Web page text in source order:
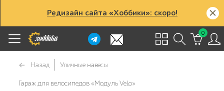
Редизайн сайта «Хоббики»: скоро!
0
Назад Уличные навесы
Гараж для велосипедов «Модуль Velo»